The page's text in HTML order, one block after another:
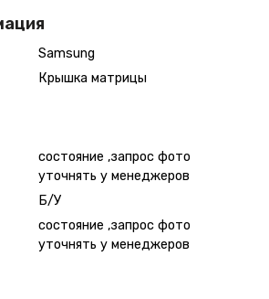
Samsung
Крышка матрицы
состояние ,запрос фото
уточнять у менеджеров
Б/У
состояние ,запрос фото
уточнять у менеджеров